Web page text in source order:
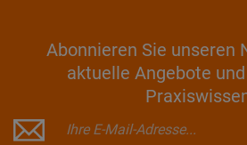
Abonnieren Sie unseren
aktuelle Angebote